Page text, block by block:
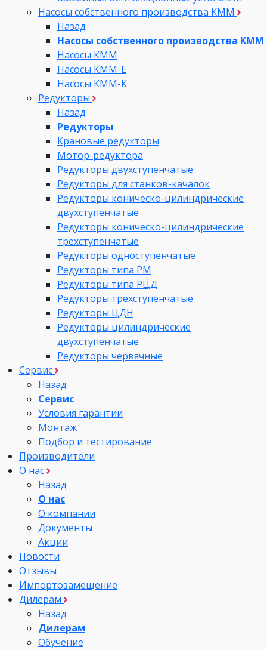
Насосы собственного производства KMM
Назад
Насосы собственного производства KMM
Насосы КММ
Насосы КММ-Е
Насосы КММ-К
Редукторы
Назад
Редукторы
Крановые редукторы
Мотор-редуктора
Редукторы двухступенчатые
Редукторы для станков-качалок
Редукторы коническо-цилиндрические
двухступенчатые
Редукторы коническо-цилиндрические
трехступенчатые
Редукторы одноступенчатые
Редукторы типа РМ
Редукторы типа РЦД
Редукторы трехступенчатые
Редукторы ЦДН
Редукторы цилиндрические
двухступенчатые
Редукторы червячные
Сервис
Назад
Сервис
Условия гарантии
Монтаж
Подбор и тестирование
Производители
О нас
Назад
О нас
О компании
Документы
Акции
Новости
Отзывы
Импортозамещение
Дилерам
Назад
Дилерам
Обучение